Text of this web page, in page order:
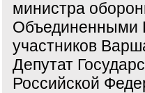
министра
Объединенными
участников
Депутат
Российской